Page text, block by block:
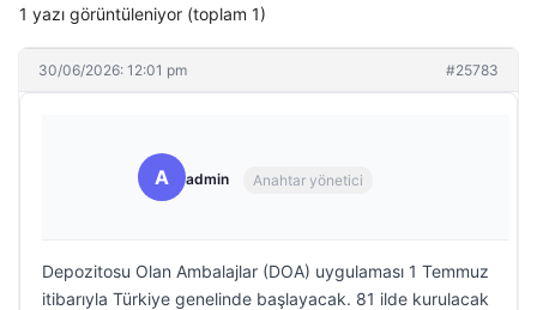
1 yazı görüntüleniyor (toplam 1)
30/06/2026: 12:01 pm #25783
A admin Anahtar yönetici
Depozitosu Olan Ambalajlar (DOA) uygulaması 1 Temmuz
itibarıyla Türkiye genelinde başlayacak. 81 ilde kurulacak